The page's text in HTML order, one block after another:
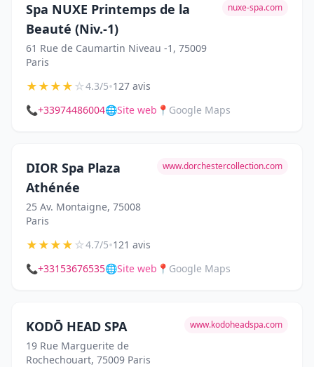
Spa NUXE Printemps de la
Beauté (Niv.-1)
61 Rue de Caumartin Niveau -1, 75009
Paris
nuxe-spa.com
★★★★☆4.3/5•127 avis
📞+33974486004🌐Site web 📍 Google Maps
DIOR Spa Plaza
Athénée
25 Av. Montaigne, 75008
Paris
www.dorchestercollection.com
★★★★☆4.7/5•121 avis
📞+33153676535🌐Site web 📍 Google Maps
KODŌ HEAD SPA
19 Rue Marguerite de
Rochechouart, 75009 Paris
www.kodoheadspa.com